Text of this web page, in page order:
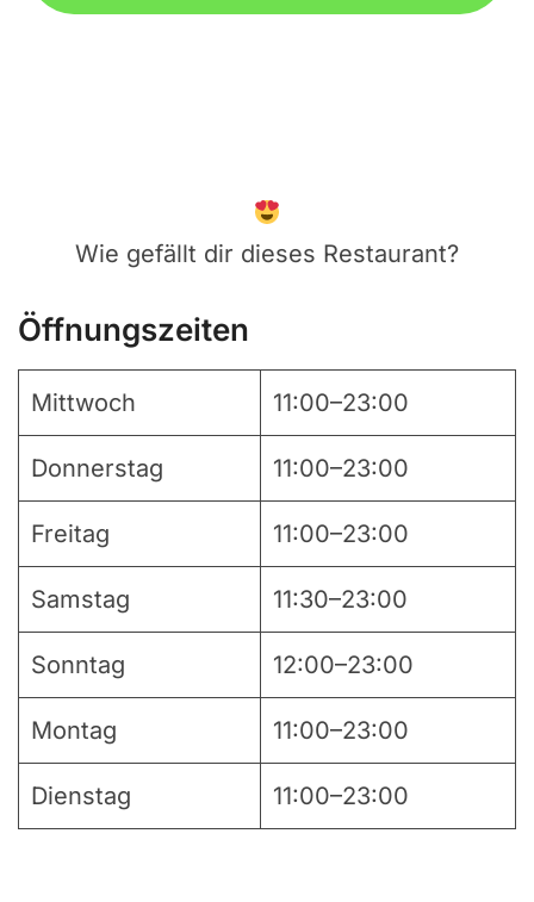
Wie gefällt dir dieses Restaurant?
Öffnungszeiten
Mittwoch 11:00–23:00
Donnerstag 11:00–23:00
Freitag 11:00–23:00
Samstag 11:30–23:00
Sonntag 12:00–23:00
Montag 11:00–23:00
Dienstag 11:00–23:00